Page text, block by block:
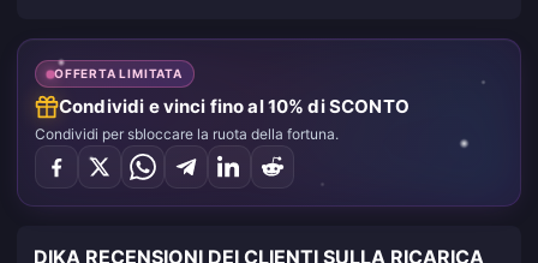
OFFERTA LIMITATA
Condividi e vinci fino al 10% di SCONTO
Condividi per sbloccare la ruota della fortuna.
DIKA RECENSIONI DEI CLIENTI SULLA RICARICA